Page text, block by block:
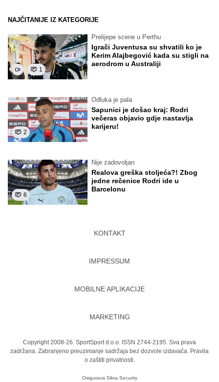
NAJČITANIJE IZ KATEGORIJE
1
Prelijepe scene u Perthu
Igrači Juventusa su shvatili ko je
Kerim Alajbegović kada su stigli na
aerodrom u Australiji
2
Odluka je pala
Sapunici je došao kraj: Rodri
večeras objavio gdje nastavlja
karijeru!
6
Nije zadovoljan
Realova greška stoljeća?! Zbog
jedne rečenice Rodri ide u
Barcelonu
KONTAKT
IMPRESSUM
MOBILNE APLIKACIJE
MARKETING
Copyright 2008-26. SportSport d.o.o. ISSN 2744-2195. Sva prava
zadržana. Zabranjeno preuzimanje sadržaja bez dozvole izdavača. Pravila
o zaštiti privatnosti.
Osigurava Sikra Security